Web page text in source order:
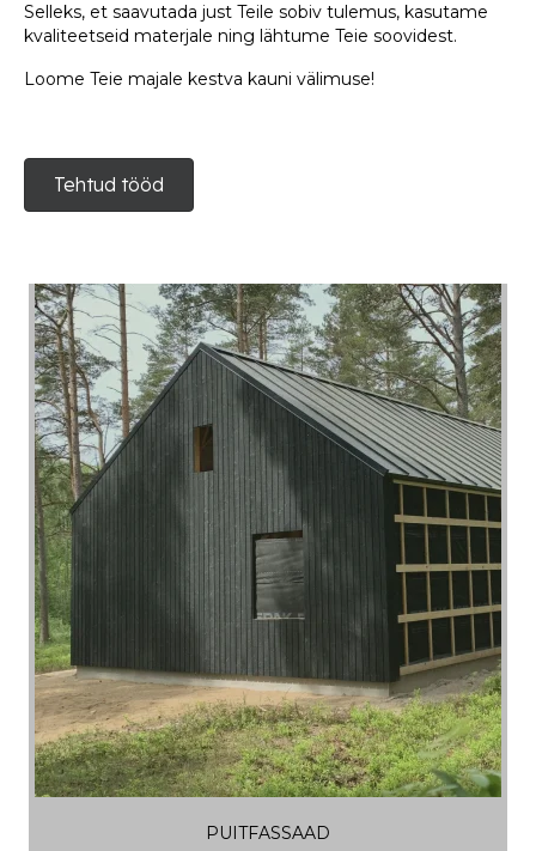
Selleks, et saavutada just Teile sobiv tulemus, kasutame
kvaliteetseid materjale ning lähtume Teie soovidest.
Loome Teie majale kestva kauni välimuse!
Tehtud tööd
PUITFASSAAD